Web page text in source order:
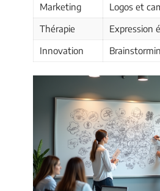
Marketing
Logos et
Thérapie
Expression
Innovation